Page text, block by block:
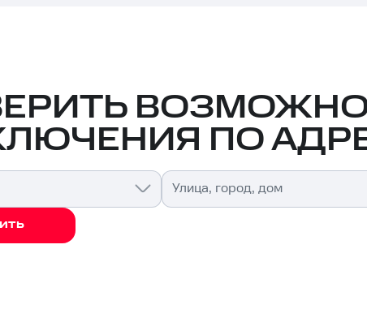
ПО
Улица, город, дом